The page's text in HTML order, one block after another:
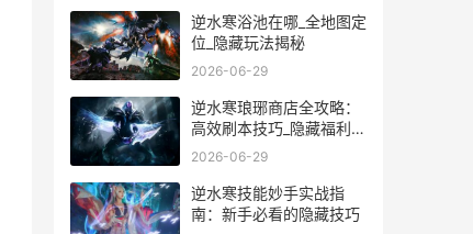
逆水寒浴池在哪_全地图定
位_隐藏玩法揭秘
2026-06-29
逆水寒琅琊商店全攻略：
高效刷本技巧_隐藏福利揭
秘
2026-06-29
逆水寒技能妙手实战指
南：新手必看的隐藏技巧